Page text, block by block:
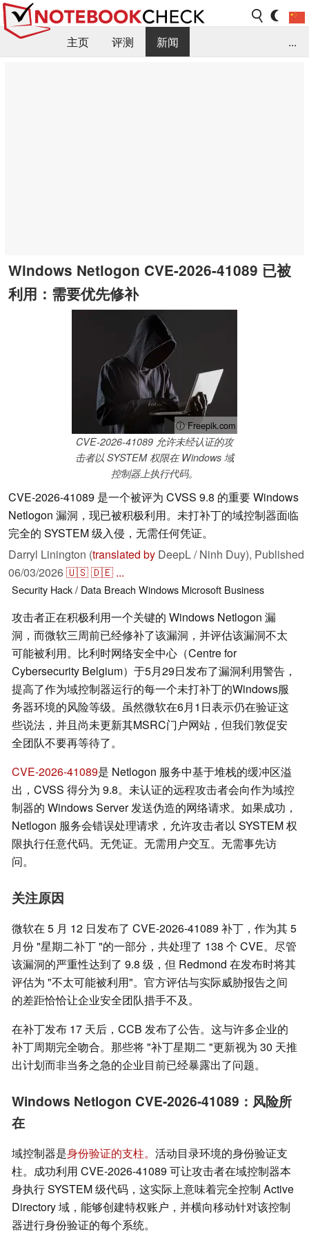
主页 评测
新闻
...
Windows Netlogon CVE-2026-41089 已被
利用：需要优先修补
ⓘ Freepik.com
CVE-2026-41089 允许未经认证的攻
击者以 SYSTEM 权限在 Windows 域
控制器上执行代码。
CVE-2026-41089 是一个被评为 CVSS 9.8 的重要 Windows
Netlogon 漏洞，现已被积极利用。未打补丁的域控制器面临
完全的 SYSTEM 级入侵，无需任何凭证。
Darryl Linington (translated by DeepL / Ninh Duy), Published
06/03/2026🇺🇸🇩🇪 ...
Security Hack / Data Breach Windows Microsoft Business
攻击者正在积极利用一个关键的 Windows Netlogon 漏
洞，而微软三周前已经修补了该漏洞，并评估该漏洞不太
可能被利用。比利时网络安全中心（Centre for
Cybersecurity Belgium）于5月29日发布了漏洞利用警告，
提高了作为域控制器运行的每一个未打补丁的Windows服
务器环境的风险等级。虽然微软在6月1日表示仍在验证这
些说法，并且尚未更新其MSRC门户网站，但我们敦促安
全团队不要再等待了。
CVE-2026-41089是 Netlogon 服务中基于堆栈的缓冲区溢
出，CVSS 得分为 9.8。未认证的远程攻击者会向作为域控
制器的 Windows Server 发送伪造的网络请求。如果成功，
Netlogon 服务会错误处理请求，允许攻击者以 SYSTEM 权
限执行任意代码。无凭证。无需用户交互。无需事先访
问。
关注原因
微软在 5 月 12 日发布了 CVE-2026-41089 补丁，作为其 5
月份 "星期二补丁 "的一部分，共处理了 138 个 CVE。尽管
该漏洞的严重性达到了 9.8 级，但 Redmond 在发布时将其
评估为 "不太可能被利用"。官方评估与实际威胁报告之间
的差距恰恰让企业安全团队措手不及。
在补丁发布 17 天后，CCB 发布了公告。这与许多企业的
补丁周期完全吻合。那些将 "补丁星期二 "更新视为 30 天推
出计划而非当务之急的企业目前已经暴露出了问题。
Windows Netlogon CVE-2026-41089：风险所
在
域控制器是身份验证的支柱。 活动目录环境的身份验证支
柱。成功利用 CVE-2026-41089 可让攻击者在域控制器本
身执行 SYSTEM 级代码，这实际上意味着完全控制 Active
Directory 域，能够创建特权账户，并横向移动针对该控制
器进行身份验证的每个系统。